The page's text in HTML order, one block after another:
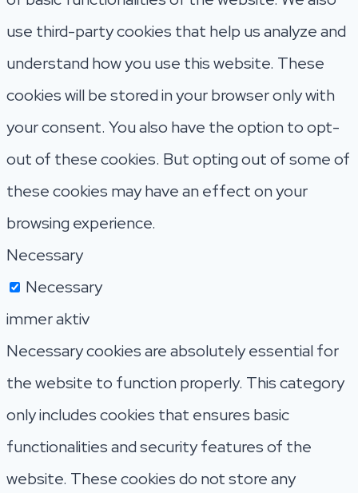
use third-party cookies that help us analyze and
understand how you use this website. These
cookies will be stored in your browser only with
your consent. You also have the option to opt-
out of these cookies. But opting out of some of
these cookies may have an effect on your
browsing experience.
Necessary
Necessary
immer aktiv
Necessary cookies are absolutely essential for
the website to function properly. This category
only includes cookies that ensures basic
functionalities and security features of the
website. These cookies do not store any